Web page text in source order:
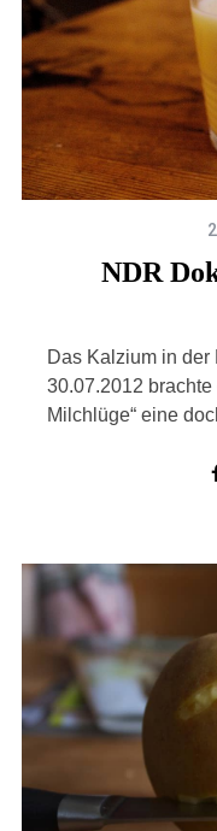
NDR
Das Kalzium in
30.07.2012
Milchlüge“ eine